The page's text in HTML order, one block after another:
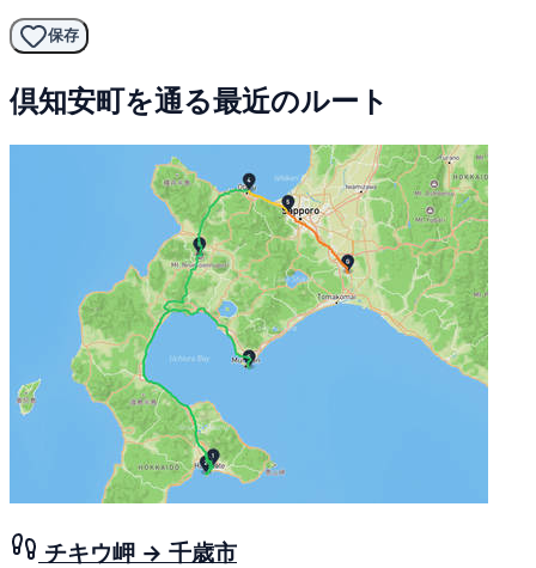
保存
倶知安町を通る最近のルート
チキウ岬 → 千歳市